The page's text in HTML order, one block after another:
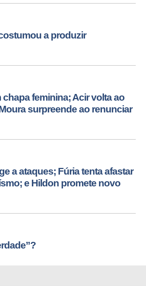
a produzir
feminina; Acir volta ao
surpreende ao renunciar
a ataques; Fúria tenta afastar
e Hildon promete novo